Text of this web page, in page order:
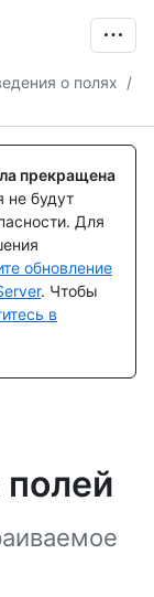
о полях /
прекращена
не будут
Для
обновление
. Чтобы
в
полей